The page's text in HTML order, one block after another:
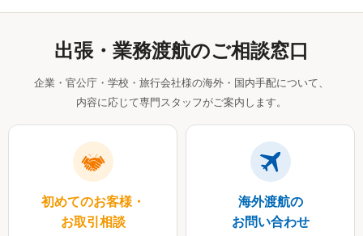
出張・業務渡航のご相談窓口
企業・官公庁・学校・旅行会社様の海外・国内手配について、
内容に応じて専門スタッフがご案内します。
初めてのお客様・
お取引相談
海外渡航の
お問い合わせ